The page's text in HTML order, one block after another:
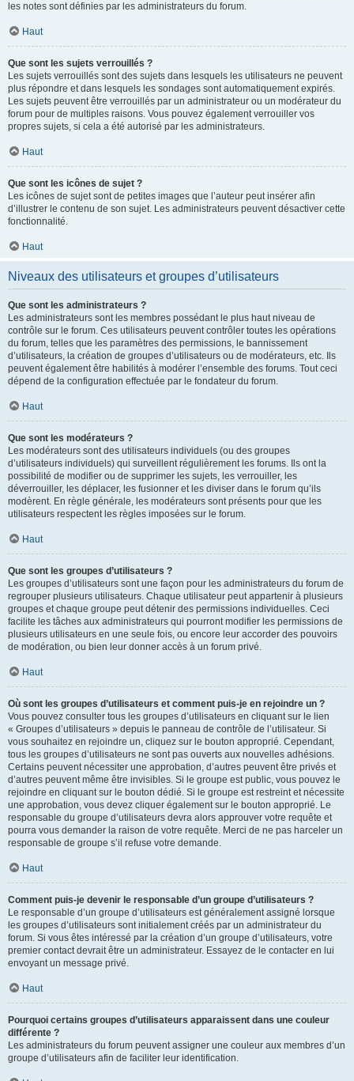
les notes sont définies par les administrateurs du forum.
Haut
Que sont les sujets verrouillés ?
Les sujets verrouillés sont des sujets dans lesquels les utilisateurs ne peuvent
plus répondre et dans lesquels les sondages sont automatiquement expirés.
Les sujets peuvent être verrouillés par un administrateur ou un modérateur du
forum pour de multiples raisons. Vous pouvez également verrouiller vos
propres sujets, si cela a été autorisé par les administrateurs.
Haut
Que sont les icônes de sujet ?
Les icônes de sujet sont de petites images que l’auteur peut insérer afin
d’illustrer le contenu de son sujet. Les administrateurs peuvent désactiver cette
fonctionnalité.
Haut
Niveaux des utilisateurs et groupes d’utilisateurs
Que sont les administrateurs ?
Les administrateurs sont les membres possédant le plus haut niveau de
contrôle sur le forum. Ces utilisateurs peuvent contrôler toutes les opérations
du forum, telles que les paramètres des permissions, le bannissement
d’utilisateurs, la création de groupes d’utilisateurs ou de modérateurs, etc. Ils
peuvent également être habilités à modérer l’ensemble des forums. Tout ceci
dépend de la configuration effectuée par le fondateur du forum.
Haut
Que sont les modérateurs ?
Les modérateurs sont des utilisateurs individuels (ou des groupes
d’utilisateurs individuels) qui surveillent régulièrement les forums. Ils ont la
possibilité de modifier ou de supprimer les sujets, les verrouiller, les
déverrouiller, les déplacer, les fusionner et les diviser dans le forum qu’ils
modèrent. En règle générale, les modérateurs sont présents pour que les
utilisateurs respectent les règles imposées sur le forum.
Haut
Que sont les groupes d’utilisateurs ?
Les groupes d’utilisateurs sont une façon pour les administrateurs du forum de
regrouper plusieurs utilisateurs. Chaque utilisateur peut appartenir à plusieurs
groupes et chaque groupe peut détenir des permissions individuelles. Ceci
facilite les tâches aux administrateurs qui pourront modifier les permissions de
plusieurs utilisateurs en une seule fois, ou encore leur accorder des pouvoirs
de modération, ou bien leur donner accès à un forum privé.
Haut
Où sont les groupes d’utilisateurs et comment puis-je en rejoindre un ?
Vous pouvez consulter tous les groupes d’utilisateurs en cliquant sur le lien
« Groupes d’utilisateurs » depuis le panneau de contrôle de l’utilisateur. Si
vous souhaitez en rejoindre un, cliquez sur le bouton approprié. Cependant,
tous les groupes d’utilisateurs ne sont pas ouverts aux nouvelles adhésions.
Certains peuvent nécessiter une approbation, d’autres peuvent être privés et
d’autres peuvent même être invisibles. Si le groupe est public, vous pouvez le
rejoindre en cliquant sur le bouton dédié. Si le groupe est restreint et nécessite
une approbation, vous devez cliquer également sur le bouton approprié. Le
responsable du groupe d’utilisateurs devra alors approuver votre requête et
pourra vous demander la raison de votre requête. Merci de ne pas harceler un
responsable de groupe s’il refuse votre demande.
Haut
Comment puis-je devenir le responsable d’un groupe d’utilisateurs ?
Le responsable d’un groupe d’utilisateurs est généralement assigné lorsque
les groupes d’utilisateurs sont initialement créés par un administrateur du
forum. Si vous êtes intéressé par la création d’un groupe d’utilisateurs, votre
premier contact devrait être un administrateur. Essayez de le contacter en lui
envoyant un message privé.
Haut
Pourquoi certains groupes d’utilisateurs apparaissent dans une couleur
différente ?
Les administrateurs du forum peuvent assigner une couleur aux membres d’un
groupe d’utilisateurs afin de faciliter leur identification.